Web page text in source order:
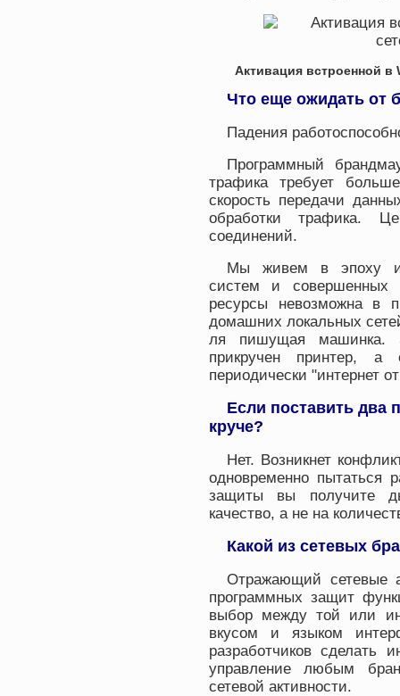
Активация встроенной в
Что еще ожидать от
Падения
Программный
трафика требует
скорость передачи
обработки трафика.
соединений.
Мы живем в эпоху
систем и совершенных
ресурсы невозможна в
домашних локальных
ля пишущая машинка.
прикручен принтер,
периодически "интернет
Если поставить два
круче?
Нет. Возникнет
одновременно пытаться
защиты вы получите
качество, а не на
Какой из сетевых
Отражающий сетевые
программных защит
выбор между той или
вкусом и языком
разработчиков сделать
управление любым
сетевой активности.